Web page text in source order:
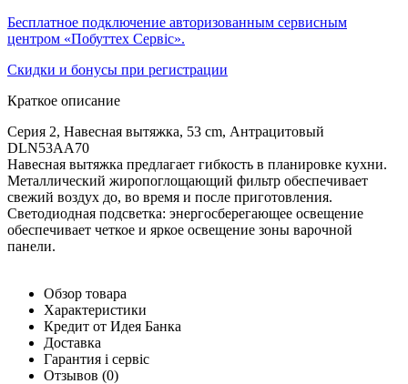
Бесплатное подключение авторизованным сервисным
центром «Побуттех Сервіс».
Скидки и бонусы при регистрации
Краткое описание
Серия 2, Навесная вытяжка, 53 cm, Антрацитовый
DLN53AA70
Навесная вытяжка предлагает гибкость в планировке кухни.
Металлический жиропоглощающий фильтр обеспечивает
свежий воздух до, во время и после приготовления.
Светодиодная подсветка: энергосберегающее освещение
обеспечивает четкое и яркое освещение зоны варочной
панели.
Обзор товара
Характеристики
Кредит от Идея Банка
Доставка
Гарантия і сервіс
Отзывов (0)